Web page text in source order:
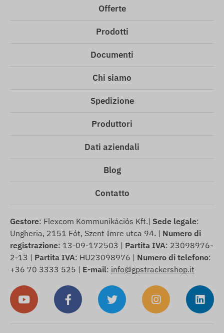
Offerte
Prodotti
Documenti
Chi siamo
Spedizione
Produttori
Dati aziendali
Blog
Contatto
Gestore: Flexcom Kommunikációs Kft.| Sede legale:
Ungheria, 2151 Fót, Szent Imre utca 94. | Numero di
registrazione: 13-09-172503 | Partita IVA: 23098976-
2-13 | Partita IVA: HU23098976 | Numero di telefono:
+36 70 3333 525 | E-mail: info@gpstrackershop.it